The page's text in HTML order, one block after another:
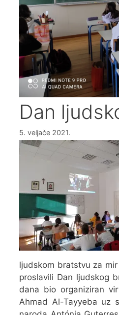
Dan
5. veljače 2021.
ljudskom bratstvu za
proslavili Dan ljudskog
dana bio organiziran
Ahmad Al-Tayyeba uz